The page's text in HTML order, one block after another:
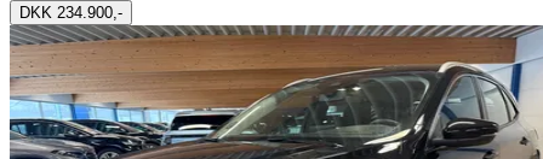
DKK 234.900,-